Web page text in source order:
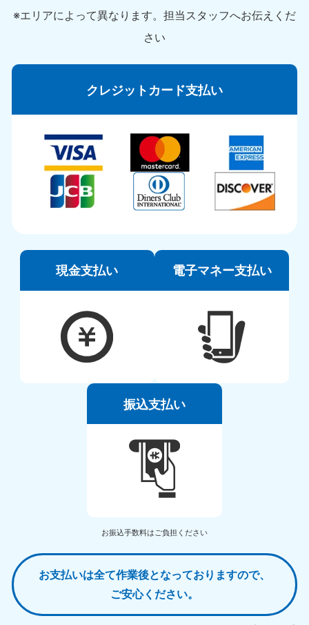
※エリアによって異なります。担当スタッフへお伝えくだ
さい
クレジットカード支払い
現金支払い 電子マネー支払い
振込支払い
お振込手数料はご負担ください
お支払いは全て作業後となっておりますので、
ご安心ください。